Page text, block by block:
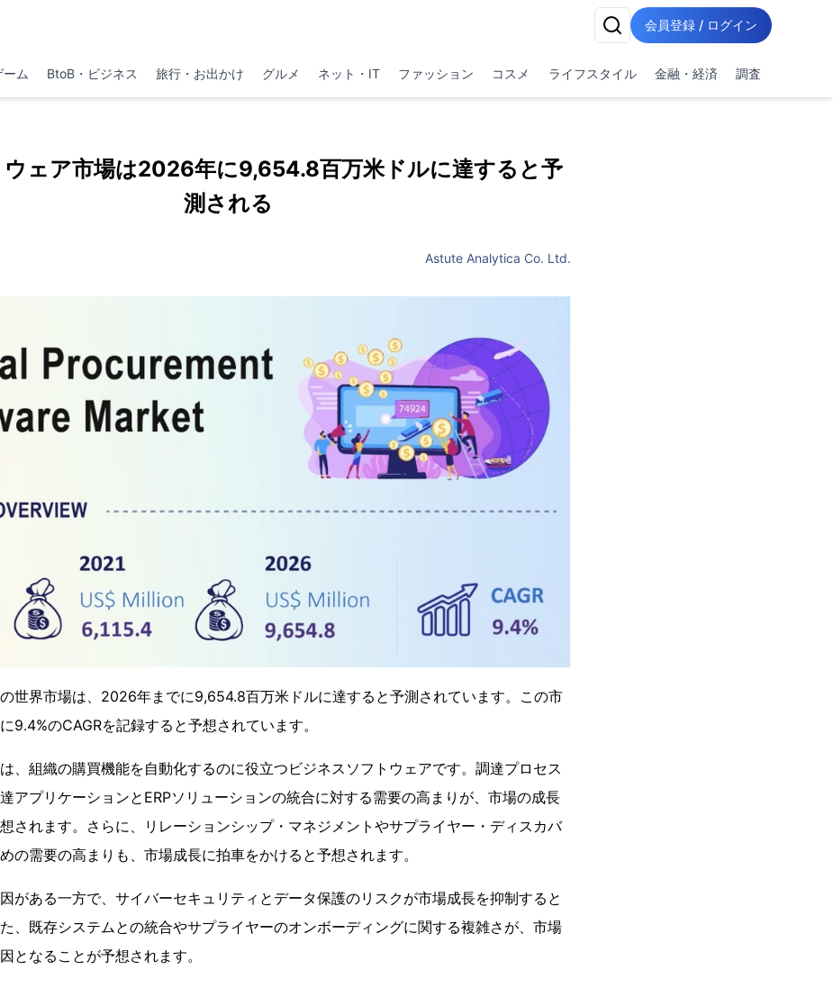
会員登録 / ログイン
ム BtoB・ビジネス 旅行・お出かけ グルメ ネット・IT ファッション コスメ ライフスタイル 金融・経済 調査
ェア市場は2026年に9,654.8百万米ドルに達すると予
測される
Astute Analytica Co. Ltd.
世界市場は、2026年までに9,654.8百万米ドルに達すると予測されています。この市
9.4%のCAGRを記録すると予想されています。
、組織の購買機能を自動化するのに役立つビジネスソフトウェアです。調達プロセス
アプリケーションとERPソリューションの統合に対する需要の高まりが、市場の成長
されます。さらに、リレーションシップ・マネジメントやサプライヤー・ディスカバ
の需要の高まりも、市場成長に拍車をかけると予想されます。
がある一方で、サイバーセキュリティとデータ保護のリスクが市場成長を抑制すると
、既存システムとの統合やサプライヤーのオンボーディングに関する複雑さが、市場
となることが予想されます。